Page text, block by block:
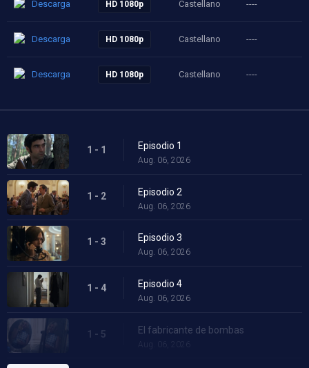
Descarga HD 1080p Castellano ----
Descarga HD 1080p Castellano ----
Descarga HD 1080p Castellano ----
1 - 1 Episodio 1
Aug. 06, 2026
1 - 2 Episodio 2
Aug. 06, 2026
1 - 3 Episodio 3
Aug. 06, 2026
1 - 4 Episodio 4
Aug. 06, 2026
1 - 5 El fabricante de bombas
Aug. 06, 2026